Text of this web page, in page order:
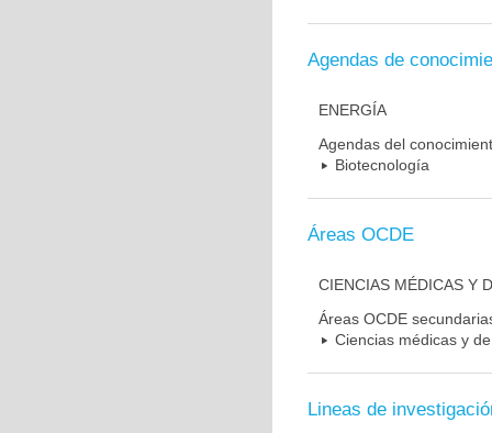
Agendas de
ENERGÍA
Agendas del
Biotecnología
Áreas OCDE
CIENCIAS MÉDICAS Y
Áreas OCDE
Ciencias médicas y
Lineas de